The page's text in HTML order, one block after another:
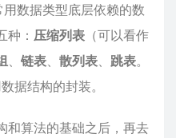
用数据类型底层依赖的数
种： 压缩列表 （可以看作
链表 散列表 跳表。
据结构的封装。
和算法的基础之后，再去